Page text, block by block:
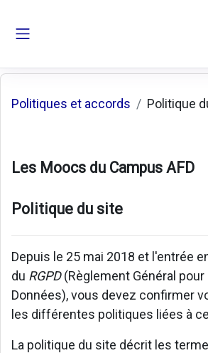
Politiques et accords Politique
Les Moocs du Campus AFD
Politique du site
Depuis le 25 mai 2018 et l'entrée
du RGPD(Règlement Général
Données), vous devez confirmer
les différentes politiques liées à
La politique du site décrit les